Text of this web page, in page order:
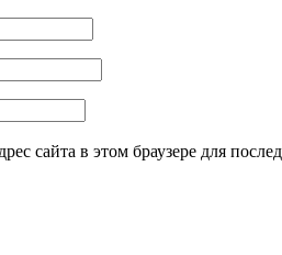
сайта в этом браузере для